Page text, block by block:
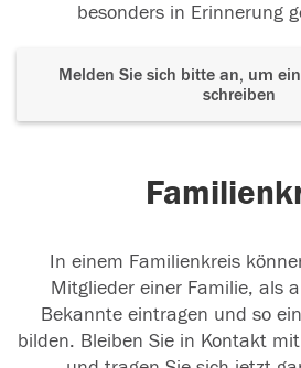
besonders in Erinnerung
Melden Sie sich bitte an, um
schreiben
In einem Familienkreis
Mitglieder einer Familie, als
Bekannte eintragen und so
bilden. Bleiben Sie in Kontakt